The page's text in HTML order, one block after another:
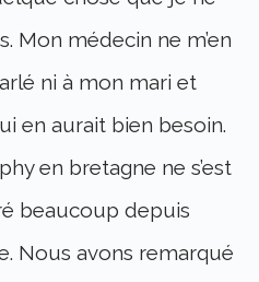
Mon médecin ne m’en
ni à mon mari et
en aurait bien besoin.
en bretagne ne s’est
beaucoup depuis
Nous avons remarqué